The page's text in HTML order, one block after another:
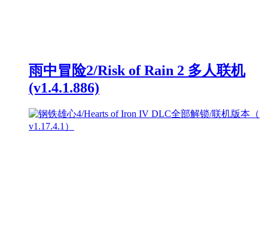
雨中冒险2/Risk of Rain 2 多人联机
(v1.4.1.886)